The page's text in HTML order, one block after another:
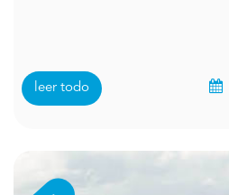
leer todo